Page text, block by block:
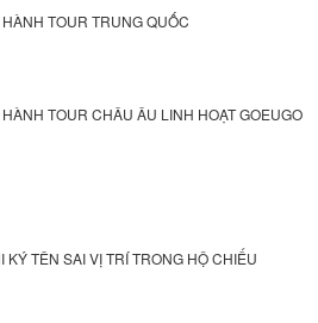
TOUR TRUNG QUỐC
TOUR CHÂU ÂU LINH HOẠT GOEUGO
KÝ TÊN SAI VỊ TRÍ TRONG HỘ CHIẾU